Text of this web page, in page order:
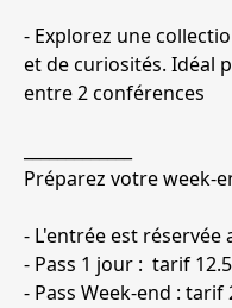
- Explorez une
et de curiosités. Idéal
entre 2 conférences
Préparez votre week-
- L'entrée est réservée
- Pass 1 jour : tarif
- Pass Week-end : tarif